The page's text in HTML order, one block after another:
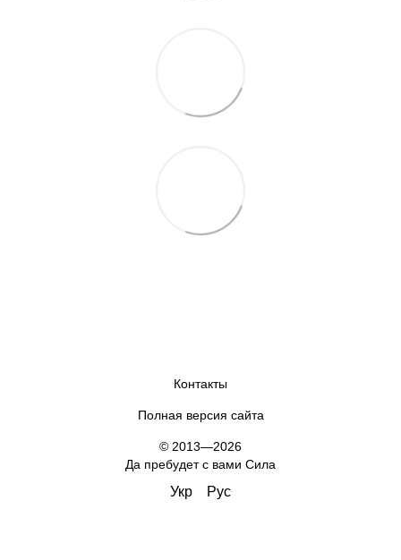
Контакты
Полная версия сайта
© 2013—2026
Да пребудет с вами Сила
Укр Рус